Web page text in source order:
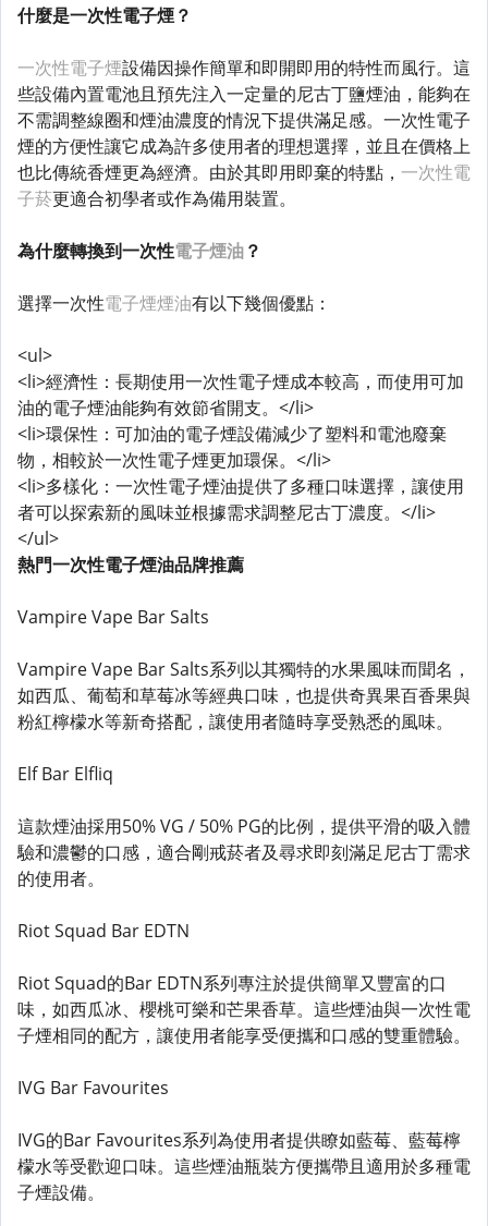
什麼是一次性電子煙？
一次性電子煙設備因操作簡單和即開即用的特性而風行。這
些設備內置電池且預先注入一定量的尼古丁鹽煙油，能夠在
不需調整線圈和煙油濃度的情況下提供滿足感。一次性電子
煙的方便性讓它成為許多使用者的理想選擇，並且在價格上
也比傳統香煙更為經濟。由於其即用即棄的特點， 一次性電
子菸更適合初學者或作為備用裝置。
為什麼轉換到一次性電子煙油？
選擇一次性電子煙煙油有以下幾個優點：
<ul>
<li>經濟性：長期使用一次性電子煙成本較高，而使用可加
油的電子煙油能夠有效節省開支。</li>
<li>環保性：可加油的電子煙設備減少了塑料和電池廢棄
物，相較於一次性電子煙更加環保。</li>
<li>多樣化：一次性電子煙油提供了多種口味選擇，讓使用
者可以探索新的風味並根據需求調整尼古丁濃度。</li>
</ul>
熱門一次性電子煙油品牌推薦
Vampire Vape Bar Salts
Vampire Vape Bar Salts系列以其獨特的水果風味而聞名，
如西瓜、葡萄和草莓冰等經典口味，也提供奇異果百香果與
粉紅檸檬水等新奇搭配，讓使用者隨時享受熟悉的風味。
Elf Bar Elfliq
這款煙油採用50% VG / 50% PG的比例，提供平滑的吸入體
驗和濃鬱的口感，適合剛戒菸者及尋求即刻滿足尼古丁需求
的使用者。
Riot Squad Bar EDTN
Riot Squad的Bar EDTN系列專注於提供簡單又豐富的口
味，如西瓜冰、櫻桃可樂和芒果香草。這些煙油與一次性電
子煙相同的配方，讓使用者能享受便攜和口感的雙重體驗。
IVG Bar Favourites
IVG的Bar Favourites系列為使用者提供瞭如藍莓、藍莓檸
檬水等受歡迎口味。這些煙油瓶裝方便攜帶且適用於多種電
子煙設備。